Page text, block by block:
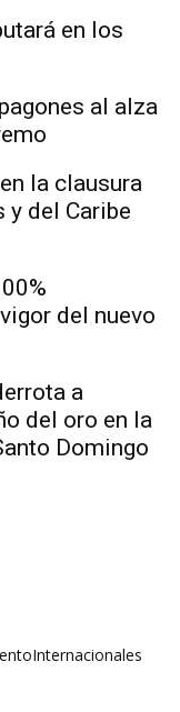
en los
al alza
la clausura
y del Caribe
del nuevo
a
del oro en la
Domingo
Internacionales